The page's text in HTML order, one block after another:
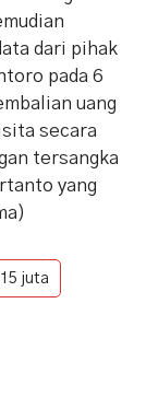
dari pihak
pada 6
uang
secara
tersangka
yang
juta